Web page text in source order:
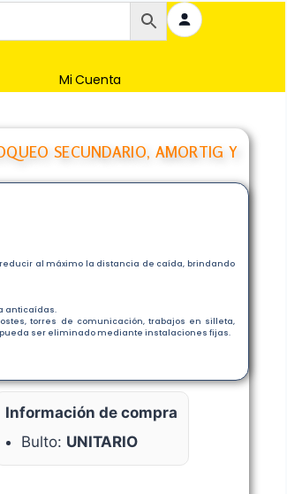
Mi Cuenta
SECUNDARIO, AMORTIG Y
al máximo la distancia de caída, brindando
anticaídas.
torres de comunicación, trabajos en silleta,
ser eliminado mediante instalaciones fijas.
Información de compra
Bulto: UNITARIO